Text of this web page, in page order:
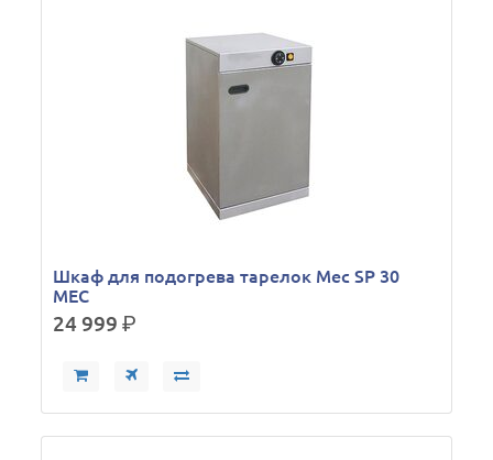
Шкаф для подогрева тарелок Mec SP 30
MEC
24 999р.